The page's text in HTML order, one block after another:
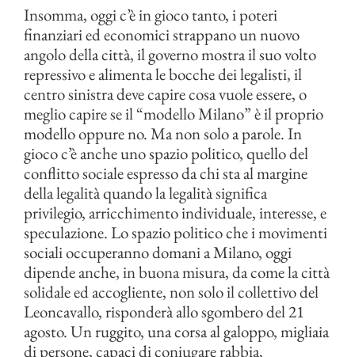
Insomma, oggi c’è in gioco tanto, i poteri
finanziari ed economici strappano un nuovo
angolo della città, il governo mostra il suo volto
repressivo e alimenta le bocche dei legalisti, il
centro sinistra deve capire cosa vuole essere, o
meglio capire se il “modello Milano” è il proprio
modello oppure no. Ma non solo a parole. In
gioco c’è anche uno spazio politico, quello del
conflitto sociale espresso da chi sta al margine
della legalità quando la legalità significa
privilegio, arricchimento individuale, interesse, e
speculazione. Lo spazio politico che i movimenti
sociali occuperanno domani a Milano, oggi
dipende anche, in buona misura, da come la città
solidale ed accogliente, non solo il collettivo del
Leoncavallo, risponderà allo sgombero del 21
agosto. Un ruggito, una corsa al galoppo, migliaia
di persone, capaci di coniugare rabbia,